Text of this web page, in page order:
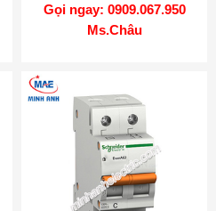
Gọi ngay: 0909.067.950
Ms.Châu